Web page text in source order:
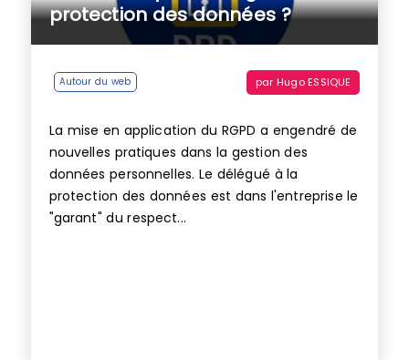
protection des données ?
Autour du web par Hugo ESSIQUE
La mise en application du RGPD a engendré de
nouvelles pratiques dans la gestion des
données personnelles. Le délégué à la
protection des données est dans l'entreprise le
"garant" du respect...